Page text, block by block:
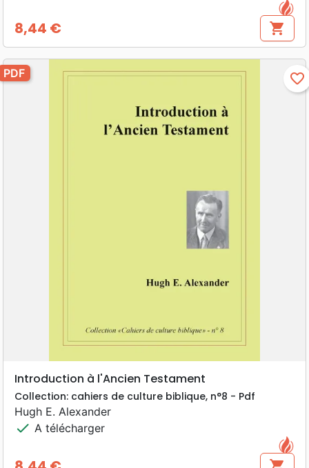
Prix
8,44 € shopping_cart
PDF favorite_border
Introduction à l'Ancien Testament
Collection: cahiers de culture biblique, n°8 - Pdf
Hugh E. Alexander
check A télécharger